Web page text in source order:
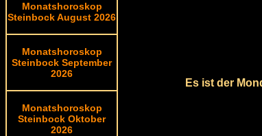
Monatshoroskop
Steinbock August 2026
Monatshoroskop
Steinbock September
2026
Monatshoroskop
Steinbock Oktober
2026
Es ist der